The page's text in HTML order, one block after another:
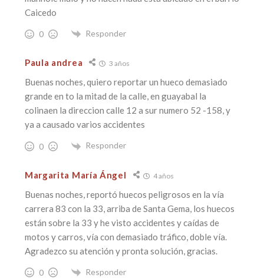
Caicedo
0 Responder
Paula andrea 3 años
Buenas noches, quiero reportar un hueco demasiado
grande en to la mitad de la calle, en guayabal la
colinaen la direccion calle 12 a sur numero 52 -158, y
ya a causado varios accidentes
0 Responder
Margarita María Ángel 4 años
Buenas noches, reportó huecos peligrosos en la vía
carrera 83 con la 33, arriba de Santa Gema, los huecos
están sobre la 33 y he visto accidentes y caídas de
motos y carros, vía con demasiado tráfico, doble vía.
Agradezco su atención y pronta solución, gracias.
0 Responder